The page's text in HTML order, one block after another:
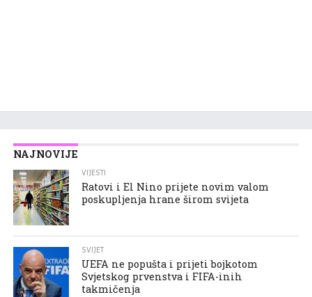
NAJNOVIJE
VIJESTI
Ratovi i El Nino prijete novim valom
poskupljenja hrane širom svijeta
SVIJET
UEFA ne popušta i prijeti bojkotom
Svjetskog prvenstva i FIFA-inih
takmičenja